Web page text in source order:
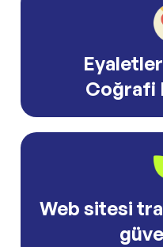
Coğrafi
Web sitesi